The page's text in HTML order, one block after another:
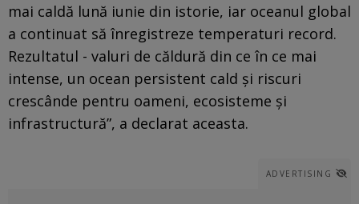
mai caldă lună iunie din istorie, iar oceanul global
a continuat să înregistreze temperaturi record.
Rezultatul - valuri de căldură din ce în ce mai
intense, un ocean persistent cald și riscuri
crescânde pentru oameni, ecosisteme și
infrastructură”, a declarat aceasta.
ADVERTISING